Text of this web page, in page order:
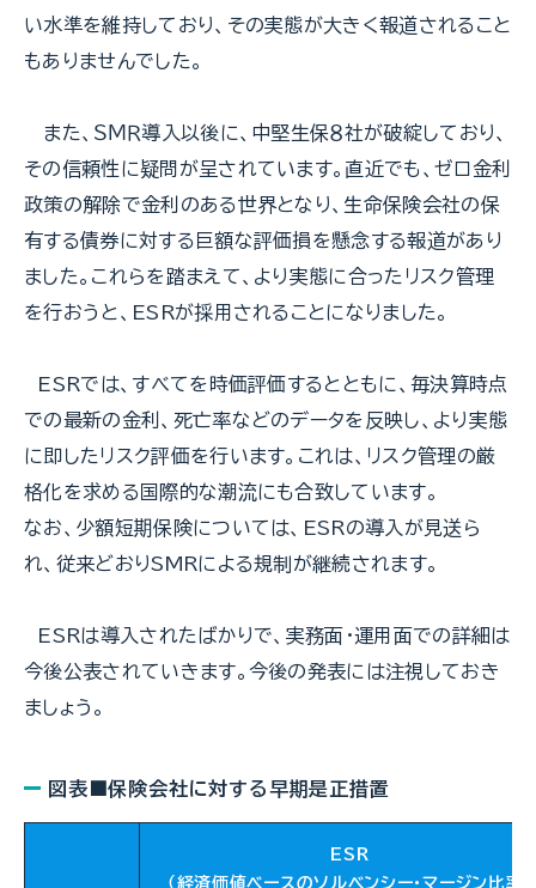
い水準を維持しており、その実態が大きく報道されること
もありませんでした。
また、ＳＭＲ導入以後に、中堅生保８社が破綻しており、
その信頼性に疑問が呈されています。直近でも、ゼロ金利
政策の解除で金利のある世界となり、生命保険会社の保
有する債券に対する巨額な評価損を懸念する報道があり
ました。これらを踏まえて、より実態に合ったリスク管理
を行おうと、ESRが採用されることになりました。
ESRでは、すべてを時価評価するとともに、毎決算時点
での最新の金利、死亡率などのデータを反映し、より実態
に即したリスク評価を行います。これは、リスク管理の厳
格化を求める国際的な潮流にも合致しています。
なお、少額短期保険については、ESRの導入が見送ら
れ、従来どおりSMRによる規制が継続されます。
ESRは導入されたばかりで、実務面・運用面での詳細は
今後公表されていきます。今後の発表には注視しておき
ましょう。
図表■保険会社に対する早期是正措置
ESR
（経済価値ベースのソルベンシー・マージン比率）